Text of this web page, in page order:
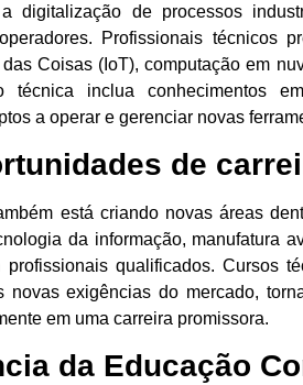
digitalização de processos
Profissionais técnicos
Coisas (IoT), computação em
técnica inclua conhecimentos
a operar e gerenciar novas
de
está criando novas áreas
da informação, manufatura
qualificados. Cursos
novas exigências do mercado,
em uma carreira promissora.
da Educação